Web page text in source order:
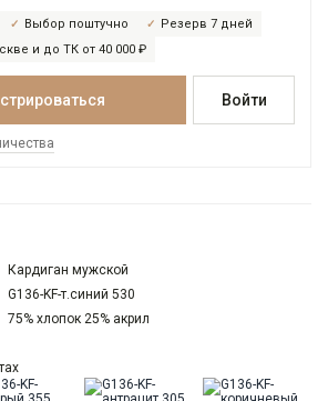
Выбор поштучно
Резерв 7 дней
и до ТК от 40 000 ₽
Войти
Кардиган мужской
G136-KF-т.синий 530
75% хлопок 25% акрил
Классическая
Синий